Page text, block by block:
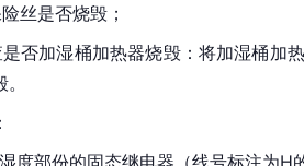
丝是否烧毁；
否加湿桶加热器烧毁：将加湿桶加
度部份的固态继电器（线号标注为H